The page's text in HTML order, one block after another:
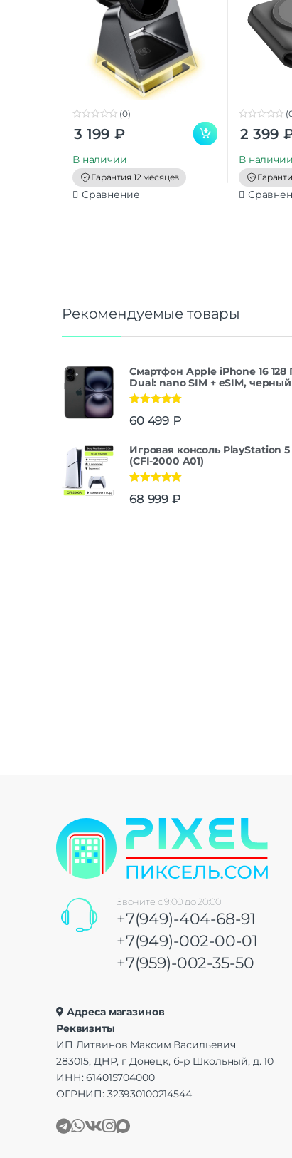
o
o
(0)
3 199 ₽
В наличии
Гарантия 12 месяцев
Сравнение
o
o
2 399
В наличии
Рекомендуемые товары
Смартфон Apple iPhone 16 128
Dual: nano SIM + eSIM, черный
из 5
60 499 ₽
Игровая консоль PlayStation 5
(CFI-2000 A01)
из 5
68 999 ₽
Звоните с 9:00 до 20:00
+7(949)-404-68-91
+7(949)-002-00-01
+7(959)-002-35-50
Адреса магазинов
Реквизиты
ИП Литвинов Максим Васильевич
283015, ДНР, г Донецк, б-р Школьный, д. 10
ИНН: 614015704000
ОГРНИП: 323930100214544